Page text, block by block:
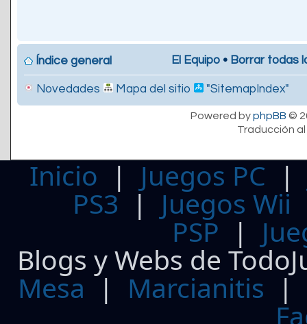
Índice general El Equipo • Borrar todas
Novedades Mapa del sitio "SitemapIndex"
Powered byphpBB ©
Traducción
Inicio | Juegos PC
PS3| Juegos Wii
PSP |
Blogs y Webs de
Mesa | Marcianitis |